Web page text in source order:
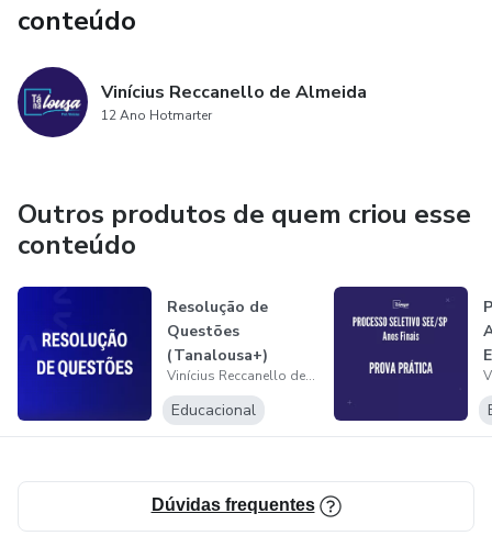
conteúdo
Vinícius Reccanello de Almeida
12 Ano Hotmarter
Outros produtos de quem criou esse
conteúdo
Resolução de
Questões
(Tanalousa+)
Vinícius Reccanello de Almeida
Educacional
Dúvidas frequentes